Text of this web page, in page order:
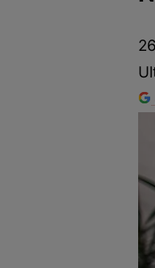
Prevenție și tratament